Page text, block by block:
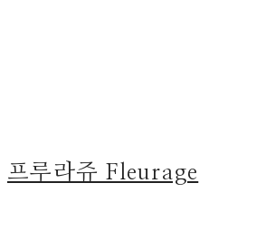
프루라쥬 Fleurage